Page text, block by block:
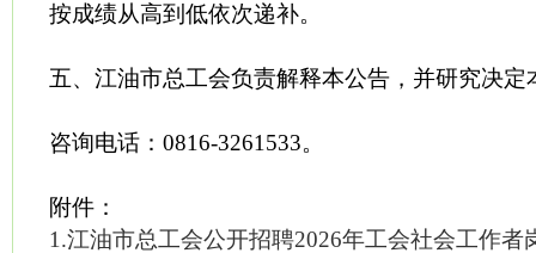
按成绩从高到低依次递补。
五、江油市总工会负责解释本公告，并研究决定
咨询电话：0816-3261533。
附件：
1.江油市总工会公开招聘2026年工会社会工作者